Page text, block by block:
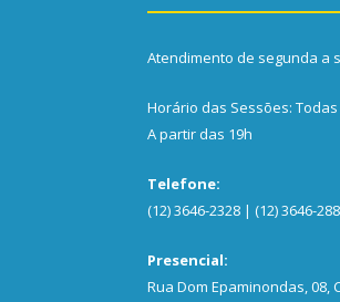
Atendimento de segunda a
Horário das Sessões:
A partir das 19h
Telefone:
(12) 3646-2328 | (12) 3646-
Presencial:
Rua Dom Epaminondas, 08,